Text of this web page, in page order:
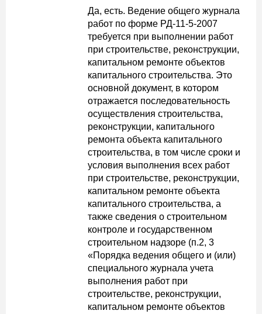
Да, есть. Ведение общего журнала
работ по форме РД-11-5-2007
требуется при выполнении работ
при строительстве, реконструкции,
капитальном ремонте объектов
капитального строительства. Это
основной документ, в котором
отражается последовательность
осуществления строительства,
реконструкции, капитального
ремонта объекта капитального
строительства, в том числе сроки и
условия выполнения всех работ
при строительстве, реконструкции,
капитальном ремонте объекта
капитального строительства, а
также сведения о строительном
контроле и государственном
строительном надзоре (п.2, 3
«Порядка ведения общего и (или)
специального журнала учета
выполнения работ при
строительстве, реконструкции,
капитальном ремонте объектов